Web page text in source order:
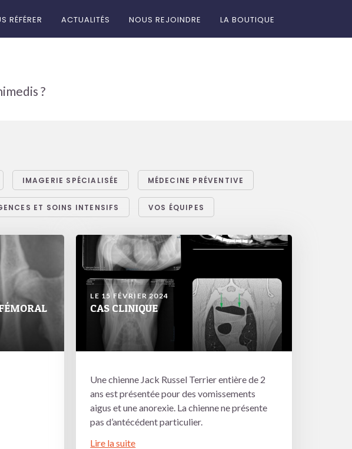
RÉFÉRER ACTUALITÉS NOUS REJOINDRE LA BOUTIQUE
?
IMAGERIE SPÉCIALISÉE MÉDECINE PRÉVENTIVE
ET SOINS INTENSIFS VOS ÉQUIPES
LE 15 FÉVRIER 2024
CAS CLINIQUE
Une chienne Jack Russel Terrier entière de 2
ans est présentée pour des vomissements
aigus et une anorexie. La chienne ne présente
pas d’antécédent particulier.
Lire la suite